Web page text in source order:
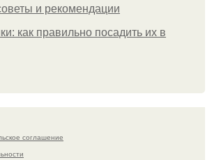
и рекомендации
как правильно посадить их в
соглашение